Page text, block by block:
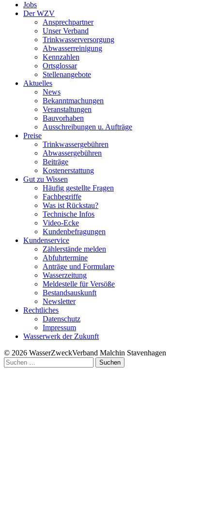
Jobs
Der WZV
Ansprechpartner
Unser Verband
Trinkwasser­versorgung
Abwasserreinigung
Kennzahlen
Ortsglossar
Stellenangebote
Aktuelles
News
Bekanntmachungen
Veranstaltungen
Bauvorhaben
Ausschreibungen u. Aufträge
Preise
Trinkwassergebühren
Abwassergebühren
Beiträge
Kostenerstattung
Gut zu Wissen
Häufig gestellte Fragen
Fachbegriffe
Was ist Rückstau?
Technische Infos
Video-Ecke
Kundenbefragungen
Kundenservice
Zählerstände melden
Abfuhrtermine
Anträge und Formulare
Wasserzeitung
Meldestelle für Versöße
Bestandsauskunft
Newsletter
Rechtliches
Datenschutz
Impressum
Wasserwerk der Zukunft
© 2026 WasserZweckVerband­ Malchin Stavenhagen